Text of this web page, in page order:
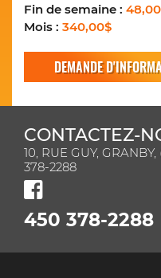
Fin de semaine :
Mois : 340,00$
DEMANDE
CONTACTEZ-
10, RUE GUY,
378-2288
450 378-2288